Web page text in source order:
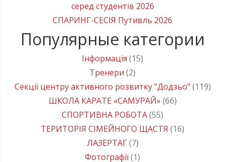
серед студентів 2026
СПАРИНГ-СЕСІЯ Путивль 2026
Популярные категории
Інформація (15)
Тренери (2)
Секції центру активного розвитку "Додзьо" (119)
ШКОЛА КАРАТЕ «САМУРАЙ» (66)
СПОРТИВНА РОБОТА(55)
ТЕРИТОРІЯ СІМЕЙНОГО ЩАСТЯ (16)
ЛАЗЕРТАГ(7)
Фотографії(1)